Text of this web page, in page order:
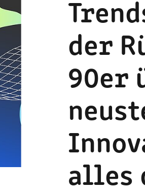
der
90er
alles